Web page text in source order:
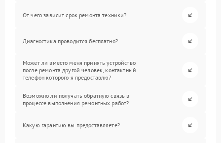
От чего зависит срок ремонта техники?
Диагностика проводится бесплатно?
Может ли вместо меня принять устройство
после ремонта другой человек, контактный
телефон которого я предоставлю?
Возможно ли получать обратную связь в
процессе выполнения ремонтных работ?
Какую гарантию вы предоставляете?